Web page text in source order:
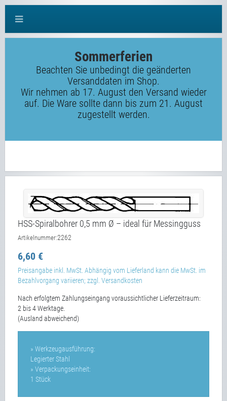
Sommerferien
Beachten Sie unbedingt die geänderten
Versanddaten im Shop.
Wir nehmen ab 17. August den Versand wieder
auf. Die Ware sollte dann bis zum 21. August
zugestellt werden.
HSS-Spiralbohrer 0,5 mm Ø – ideal für Messingguss
Artikelnummer:2262
6,60 €
Preisangabe inkl. MwSt. Abhängig vom Lieferland kann die MwSt. im
Bezahlvorgang variieren; zzgl. Versandkosten
Nach erfolgtem Zahlungseingang voraussichtlicher Lieferzeitraum:
2 bis 4 Werktage.
(Ausland abweichend)
» Werkzeugausführung:
Legierter Stahl
» Verpackungseinheit:
1 Stück